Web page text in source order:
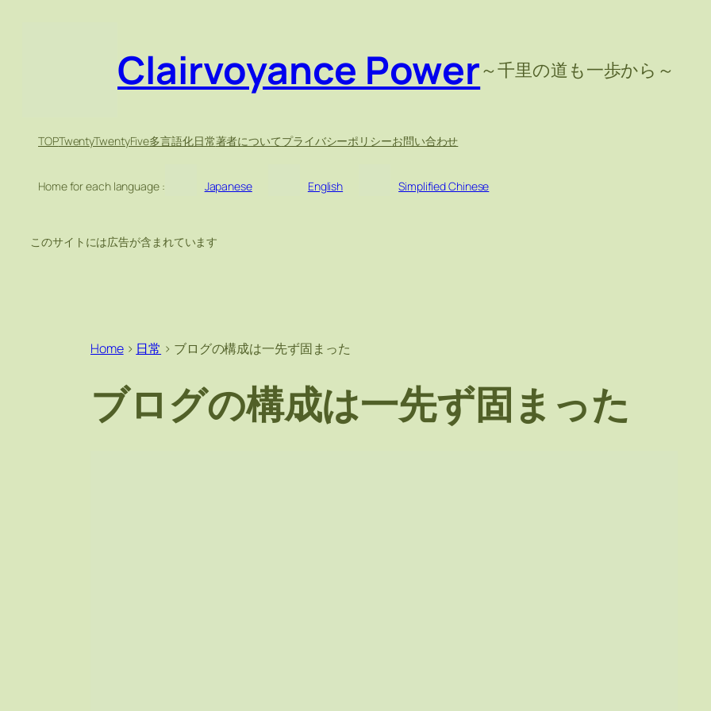
Clairvoyance Power～千里の道も一歩から～
TOPTwentyTwentyFive多言語化日常著者についてプライバシーポリシーお問い合わせ
Home for each language : Japanese English Simplified Chinese
このサイトには広告が含まれています
Home> 日常 > ブログの構成は一先ず固まった
ブログの構成は一先ず固まった